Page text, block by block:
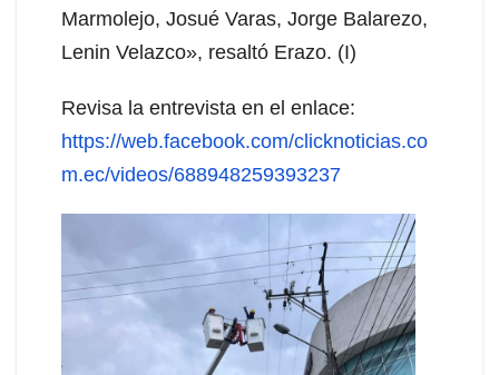
Marmolejo, Josué Varas, Jorge Balarezo,
Lenin Velazco», resaltó Erazo. (I)
Revisa la entrevista en el enlace:
https://web.facebook.com/clicknoticias.co
m.ec/videos/688948259393237